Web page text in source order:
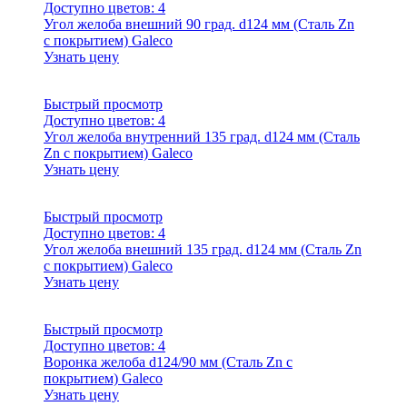
Доступно цветов: 4
Угол желоба внешний 90 град. d124 мм (Сталь Zn
с покрытием) Galeco
Узнать цену
Быстрый просмотр
Доступно цветов: 4
Угол желоба внутренний 135 град. d124 мм (Сталь
Zn с покрытием) Galeco
Узнать цену
Быстрый просмотр
Доступно цветов: 4
Угол желоба внешний 135 град. d124 мм (Сталь Zn
с покрытием) Galeco
Узнать цену
Быстрый просмотр
Доступно цветов: 4
Воронка желоба d124/90 мм (Сталь Zn с
покрытием) Galeco
Узнать цену